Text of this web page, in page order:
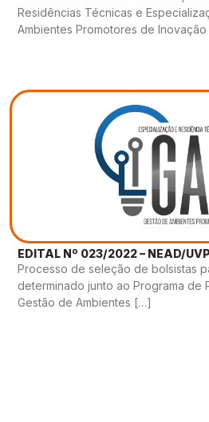
Residências Técnicas e
Ambientes Promotores de
EDITAL Nº 023/2022 – NEAD/
Processo de seleção de bolsistas
determinado junto ao Programa de
Gestão de Ambientes […]